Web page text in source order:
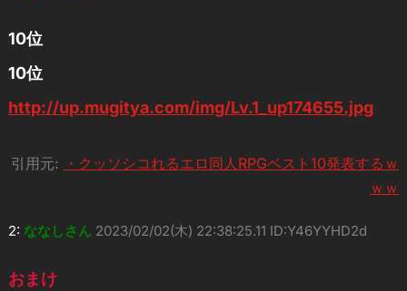
10位
10位
http://up.mugitya.com/img/Lv.1_up174655.jpg
引用元:
・クッソシコれるエロ同人RPGベスト10発表するｗ
ｗｗ
2: ななしさん 2023/02/02(木) 22:38:25.11 ID:Y46YYHD2d
おまけ